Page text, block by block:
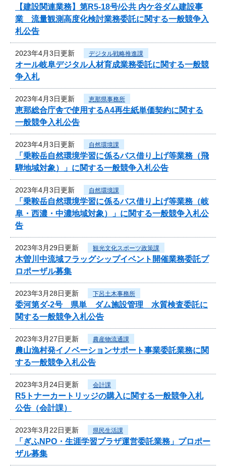
【建設関連業務】第R5-18号/公共 内ケ谷ダム建設事
業 流量観測高度化検討業務委託に関する一般競争入
札公告
2023年4月3日更新 デジタル戦略推進課
オール岐阜デジタル人材育成業務委託に関する一般競
争入札
2023年4月3日更新 恵那県事務所
恵那総合庁舎で使用するA4再生紙単価契約に関する
一般競争入札公告
2023年4月3日更新 自然環境課
「乗鞍岳自然環境学習に係るバス借り上げ等業務（飛
騨地域対象）」に関する一般競争入札公告
2023年4月3日更新 自然環境課
「乗鞍岳自然環境学習に係るバス借り上げ等業務（岐
阜・西濃・中濃地域対象）」に関する一般競争入札公
告
2023年3月29日更新 観光文化スポーツ政策課
木曽川中流域フラッグシップイベント開催業務委託プ
ロポーザル募集
2023年3月28日更新 下呂土木事務所
委河第ダ-2号 県単 ダム施設管理 水質検査委託に
関する一般競争入札公告
2023年3月27日更新 農産物流通課
農山漁村発イノベーションサポート事業委託業務に関
する一般競争入札公告
2023年3月24日更新 会計課
R5トナーカートリッジの購入に関する一般競争入札
公告（会計課）
2023年3月22日更新 県民生活課
「ぎふNPO・生涯学習プラザ運営委託業務」プロポー
ザル募集